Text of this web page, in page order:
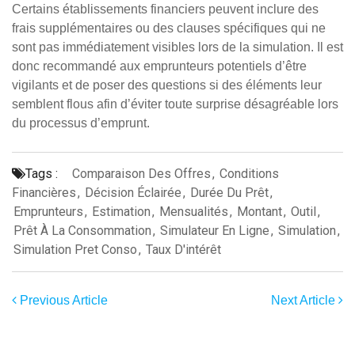
Certains établissements financiers peuvent inclure des
frais supplémentaires ou des clauses spécifiques qui ne
sont pas immédiatement visibles lors de la simulation. Il est
donc recommandé aux emprunteurs potentiels d’être
vigilants et de poser des questions si des éléments leur
semblent flous afin d’éviter toute surprise désagréable lors
du processus d’emprunt.
Tags : Comparaison Des Offres, Conditions
Financières, Décision Éclairée, Durée Du Prêt,
Emprunteurs, Estimation, Mensualités, Montant, Outil,
Prêt À La Consommation, Simulateur En Ligne, Simulation,
Simulation Pret Conso, Taux D'intérêt
Previous Article Next Article